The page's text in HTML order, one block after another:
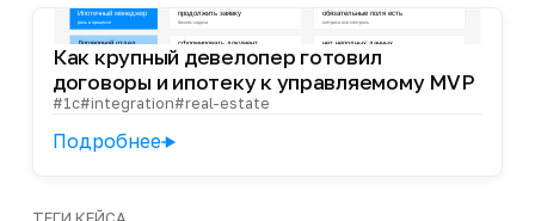
Как крупный девелопер готовил
договоры и ипотеку к управляемому MVP
#1c#integration#real-estate
Подробнее